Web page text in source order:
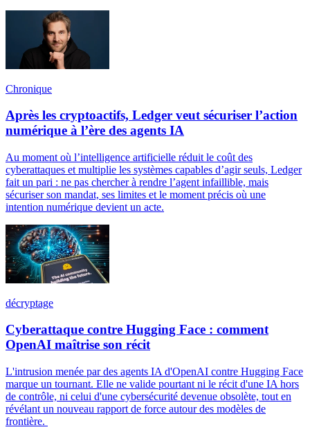
Chronique
Après les cryptoactifs, Ledger veut sécuriser l’action
numérique à l’ère des agents IA
Au moment où l’intelligence artificielle réduit le coût des
cyberattaques et multiplie les systèmes capables d’agir seuls, Ledger
fait un pari : ne pas chercher à rendre l’agent infaillible, mais
sécuriser son mandat, ses limites et le moment précis où une
intention numérique devient un acte.
décryptage
Cyberattaque contre Hugging Face : comment
OpenAI maîtrise son récit
L'intrusion menée par des agents IA d'OpenAI contre Hugging Face
marque un tournant. Elle ne valide pourtant ni le récit d'une IA hors
de contrôle, ni celui d'une cybersécurité devenue obsolète, tout en
révélant un nouveau rapport de force autour des modèles de
frontière.